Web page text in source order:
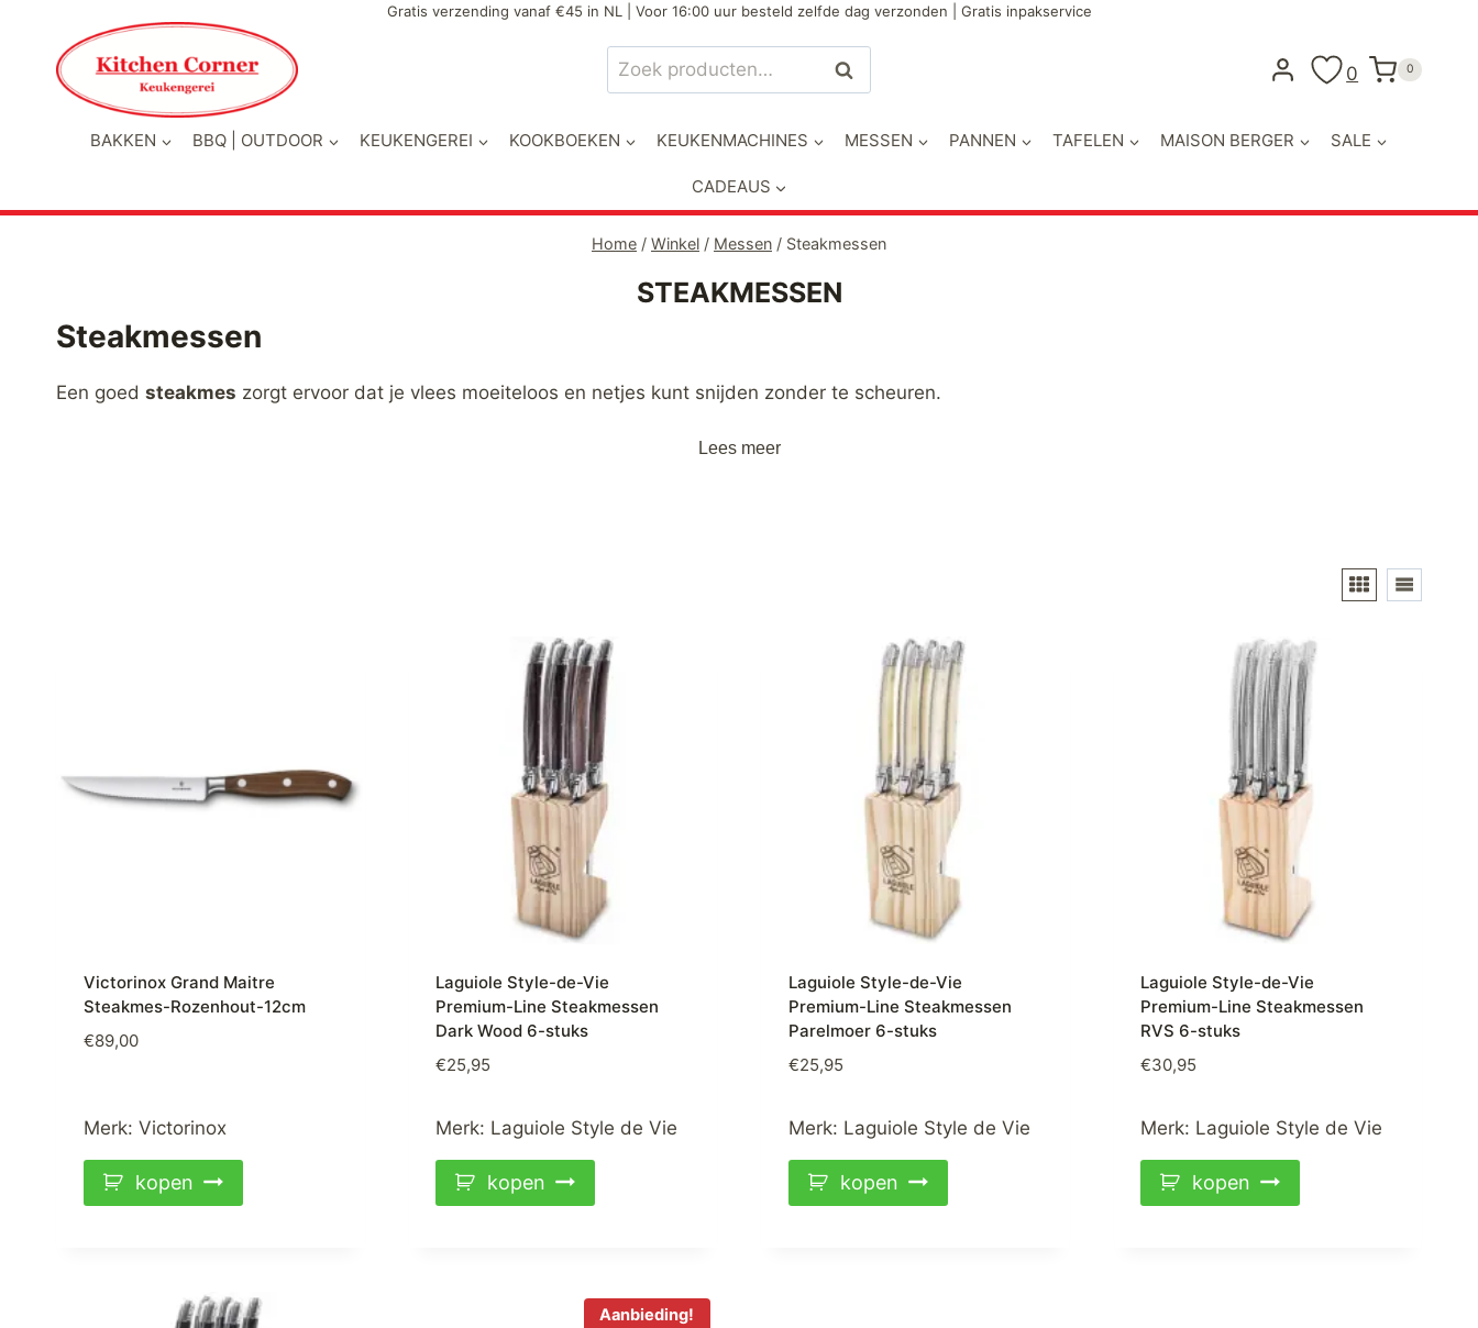
inhoud
Gratis verzending vanaf €45 in NL | Voor 16:00 uur besteld zelfde dag verzonden | Gratis inpakservice
Zoeken
naar:
Zoeken 0 0
BAKKEN BBQ | OUTDOOR KEUKENGEREI KOOKBOEKEN KEUKENMACHINES MESSEN PANNEN TAFELEN MAISON BERGER SALE
CADEAUS
Home / Winkel / Messen / Steakmessen
STEAKMESSEN
Steakmessen
Een goed steakmes zorgt ervoor dat je vlees moeiteloos en netjes kunt snijden zonder te scheuren.
Lees meer
Victorinox Grand Maitre
Steakmes-Rozenhout-12cm
€89,00
Merk: Victorinox
kopen
Laguiole Style-de-Vie
Premium-Line Steakmessen
Dark Wood 6-stuks
€25,95
Merk: Laguiole Style de Vie
kopen
Laguiole Style-de-Vie
Premium-Line Steakmessen
Parelmoer 6-stuks
€25,95
Merk: Laguiole Style de Vie
kopen
Laguiole Style-de-Vie
Premium-Line Steakmessen
RVS 6-stuks
€30,95
Merk: Laguiole Style de Vie
kopen
Aanbieding!